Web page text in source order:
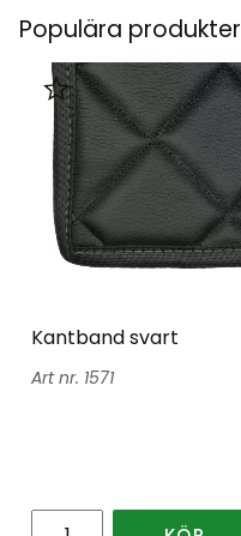
Populära produkter
Kantband svart
1571
Lägg till i favoriter